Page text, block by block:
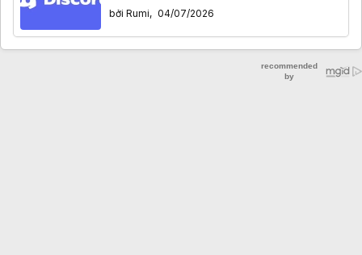
bởi Rumi, 04/07/2026